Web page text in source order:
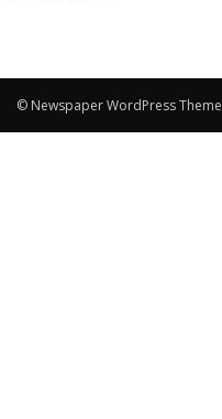
© Newspaper WordPress